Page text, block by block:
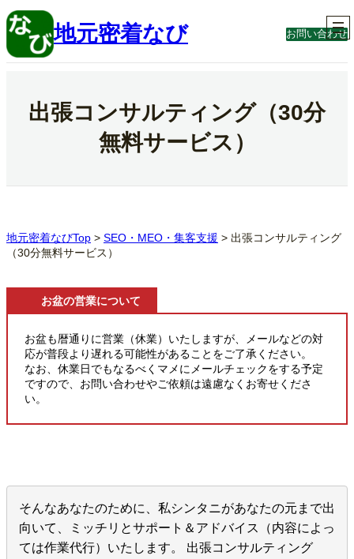
内
容
ス
地元密着なび お問い合わせ
出張コンサルティング（30分
無料サービス）
地元密着なびTop > SEO・MEO・集客支援 > 出張コンサルティング
（30分無料サービス）
お盆の営業について
お盆も暦通りに営業（休業）いたしますが、メールなどの対
応が普段より遅れる可能性があることをご了承ください。
なお、休業日でもなるべくマメにメールチェックをする予定
ですので、お問い合わせやご依頼は遠慮なくお寄せくださ
い。
そんなあなたのために、私シンタニがあなたの元まで出
向いて、ミッチリとサポート＆アドバイス（内容によっ
ては作業代行）いたします。 出張コンサルティング